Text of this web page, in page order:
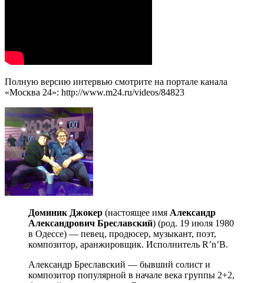
Полную версию интервью смотрите на портале канала
«Москва 24»: http://www.m24.ru/videos/84823
Доминик Джокер (настоящее имя Александр
Александрович Бреславский) (род. 19 июля 1980
в Одессе) — певец, продюсер, музыкант, поэт,
композитор, аранжировщик. Исполнитель R’n’B.
Александр Бреславский — бывший солист и
композитор популярной в начале века группы 2+2,